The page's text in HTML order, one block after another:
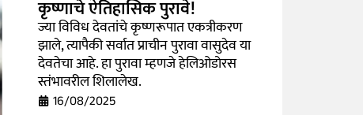
कृष्णाचे ऐतिहासिक पुरावे!
ज्या विविध देवतांचे कृष्णरूपात एकत्रीकरण
झाले, त्यापैकी सर्वात प्राचीन पुरावा वासुदेव या
देवतेचा आहे. हा पुरावा म्हणजे हेलिओडोरस
स्तंभावरील शिलालेख.
16/08/2025